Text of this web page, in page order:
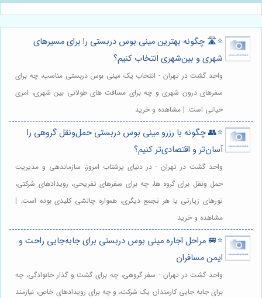
⭐️🛣️ چگونه بهترین مینی بوس دربستی را برای مسیرهای
شهری و بین‌شهری انتخاب کنیم؟
واحد گشت در تهران - انتخاب یک مینی بوس دربستی مناسب، چه برای
سفرهای درون شهری و چه برای مسافت های طولانی بین شهری، امری
حیاتی است. | مشاهده و خرید
⭐️👥 چگونه با رزرو مینی بوس دربستی حمل‌ونقل گروهی را
آسان‌تر و اقتصادی‌تر کنیم؟
واحد گشت در تهران - در دنیای پرشتاب امروز، سازماندهی و مدیریت
حمل ونقل برای گروه ها، چه برای سفرهای تفریحی، رویدادهای شرکتی،
تورهای زیارتی یا هر تجمع دیگری، همواره چالشی کلیدی بوده است. |
مشاهده و خرید
⭐️🚐 مراحل اجاره مینی بوس دربستی برای جابه‌جایی راحت و
ایمن مسافران
واحد گشت در تهران - سفر گروهی، چه برای گشت و گذار خانوادگی، چه
برای جابه جایی کارمندان یک شرکت، و چه برای رویدادهای خاص، نیازمند